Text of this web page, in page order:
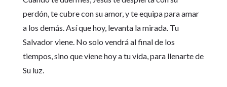
perdón, te cubre con su amor, y te equipa para amar
a los demás. Así que hoy, levanta la mirada. Tu
Salvador viene. No solo vendrá al final de los
tiempos, sino que viene hoy a tu vida, para llenarte de
Su luz.